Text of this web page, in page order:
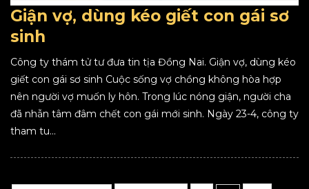
Giận vợ, dùng kéo giết con gái sơ
sinh
Công ty thám tử tư đưa tin tịa Đồng Nai. Giận vợ, dùng kéo
giết con gái sơ sinh Cuộc sống vợ chồng không hòa hợp
nên người vợ muốn ly hôn. Trong lúc nóng giận, người cha
đã nhẫn tâm đâm chết con gái mới sinh. Ngày 23-4, công ty
tham tu...